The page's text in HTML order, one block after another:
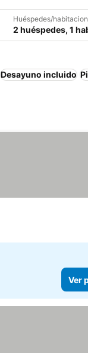
Huéspedes/
2 huéspedes, 1
Desayuno incluido
Ver